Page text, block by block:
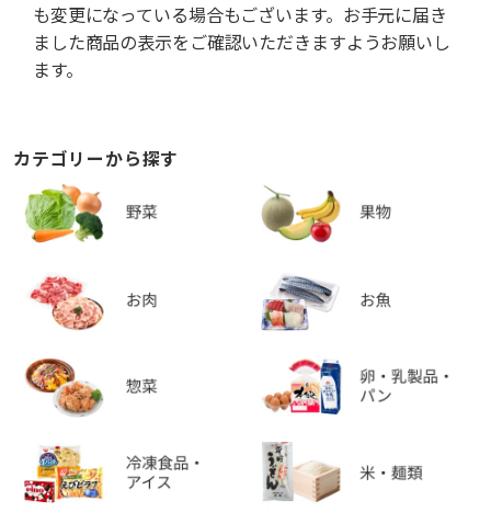
も変更になっている場合もございます。お手元に届き
ました商品の表示をご確認いただきますようお願いし
ます。
カテゴリーから探す